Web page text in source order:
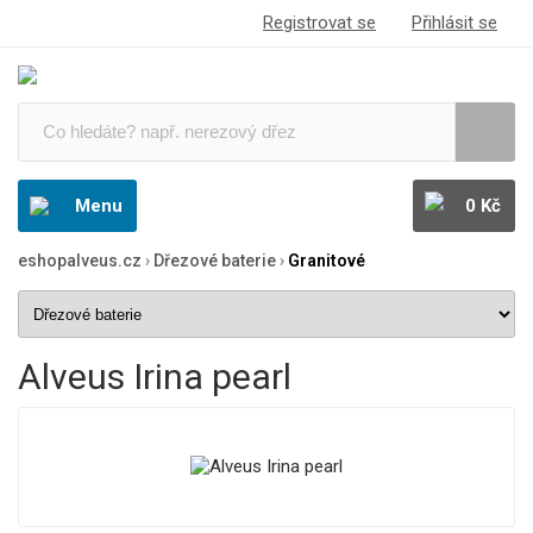
Registrovat se Přihlásit se
Menu 0 Kč
eshopalveus.cz › Dřezové baterie› Granitové
Alveus Irina pearl